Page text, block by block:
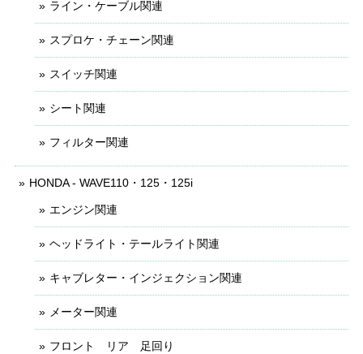
ライン・ケーブル関連
スプロケ・チェーン関連
スイッチ関連
シート関連
フィルター関連
HONDA - WAVE110・125・125i
エンジン関連
ヘッドライト・テールライト関連
キャブレター・インジェクション関連
メーター関連
フロント リア 足回り